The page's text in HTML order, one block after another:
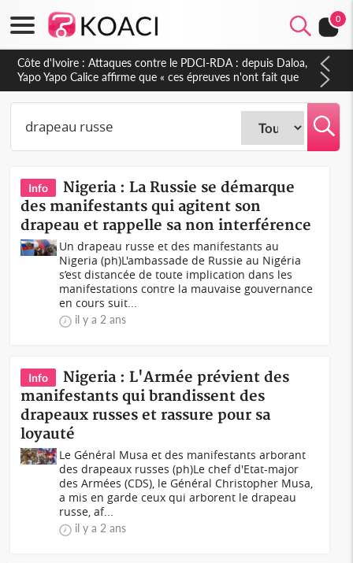
0
Côte d'Ivoire : Attaques contre le PDCI-RDA : depuis Daloa,
Yapo Yapo Calice affirme que « ces épreuves n'ont fait que
renforcer notre résilience »
Info
Nigeria : La Russie se démarque
des manifestants qui agitent son
drapeau et rappelle sa non interférence
Un drapeau russe et des manifestants au
Nigeria (ph)L'ambassade de Russie au Nigéria
s’est distancée de toute implication dans les
manifestations contre la mauvaise gouvernance
en cours suit...
il y a 2 ans
Info
Nigeria : L'Armée prévient des
manifestants qui brandissent des
drapeaux russes et rassure pour sa
loyauté
Le Général Musa et des manifestants arborant
des drapeaux russes (ph)Le chef d'Etat-major
des Armées (CDS), le Général Christopher Musa,
a mis en garde ceux qui arborent le drapeau
russe, af...
il y a 2 ans